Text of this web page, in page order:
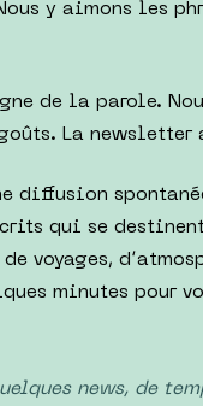
y aimons les
de la parole.
La newsletter
diffusion
qui se
voyages,
minutes pour
news, de